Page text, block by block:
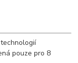
pouze pro 8